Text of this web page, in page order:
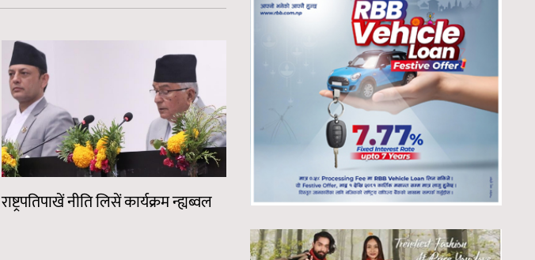
राष्ट्रपतिपाखें नीति लिसें कार्यक्रम न्ह्यब्वल